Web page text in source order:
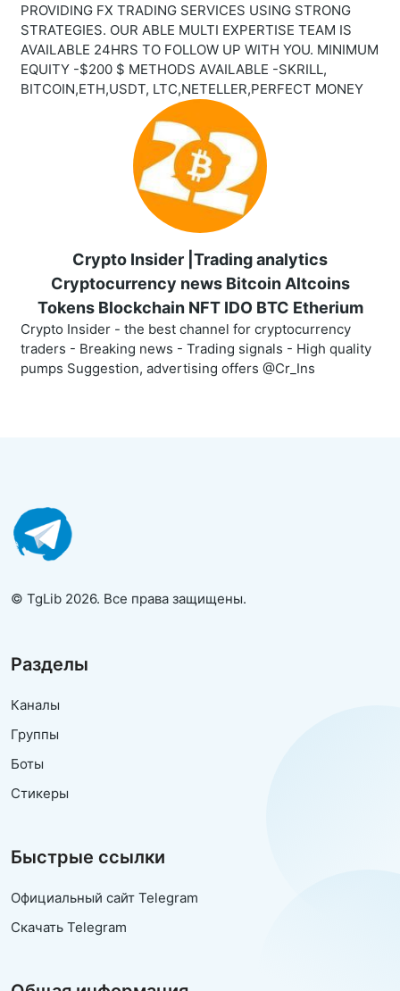
PROVIDING FX TRADING SERVICES USING STRONG
STRATEGIES. OUR ABLE MULTI EXPERTISE TEAM IS
AVAILABLE 24HRS TO FOLLOW UP WITH YOU. MINIMUM
EQUITY -$200 $ METHODS AVAILABLE -SKRILL,
BITCOIN,ETH,USDT, LTC,NETELLER,PERFECT MONEY
Crypto Insider |Trading analytics
Cryptocurrency news Bitcoin Altcoins
Tokens Blockchain NFT IDO BTC Etherium
Crypto Insider - the best channel for cryptocurrency
traders - Breaking news - Trading signals - High quality
pumps Suggestion, advertising offers @Cr_Ins
© TgLib 2026. Все права защищены.
Разделы
Каналы
Группы
Боты
Стикеры
Быстрые ссылки
Официальный сайт Telegram
Скачать Telegram